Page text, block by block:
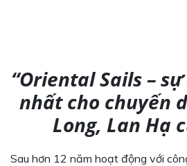
“Oriental Sails –
nhất cho chuyến
Long, Lan Hạ
Sau hơn 12 năm hoạt động với